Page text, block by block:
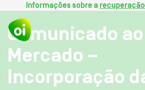
Informações sobre a
Comunicado ao
Mercado –
Incorporação